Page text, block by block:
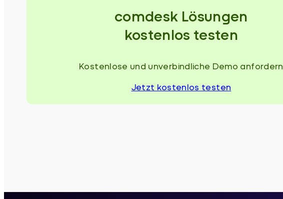
comdesk Lösungen
kostenlos testen
Kostenlose und unverbindliche Demo anfordern
Jetzt kostenlos testen